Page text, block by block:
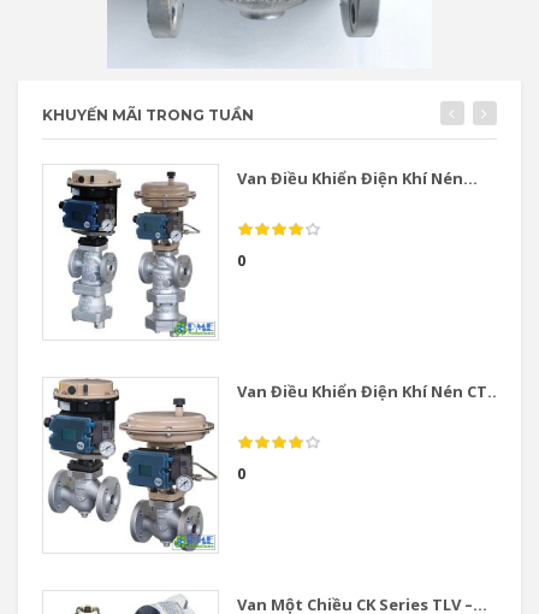
KHUYẾN MÃI TRONG TUẦN
Van Điều Khiển Điện Khí Nén...
0
Van Điều Khiển Điện Khí Nén CT...
0
Van Một Chiều CK Series TLV –...